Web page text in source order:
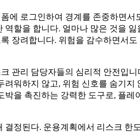
에 로그인하여 경계를 존중하면
할을 합니다. 얼마나 많은 것을
장려합니다. 위험을 감수하면서
관리 담당자들의 심리적 안전입
워하지 않고, 위험 신호를 숨기
을 촉진하는 강력한 도구로, 플
정된다. 운용계획에서 리스크